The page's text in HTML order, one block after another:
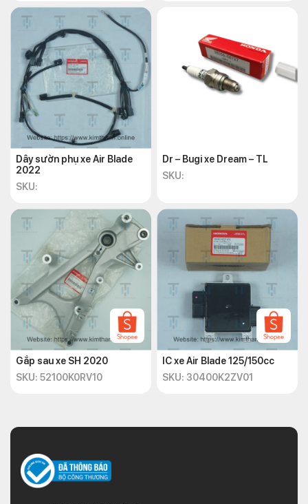
Dây sườn phụ xe Air Blade
2022
SKU:
Dr – Bugi xe Dream – TL
SKU:
Gắp sau xe SH 2020
SKU: 52100K0RV10
IC xe Air Blade 125/150cc
SKU: 30400K2ZV01